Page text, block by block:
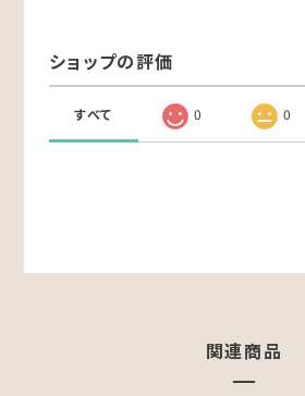
ショップの評価
すべて 0 0
関連商品